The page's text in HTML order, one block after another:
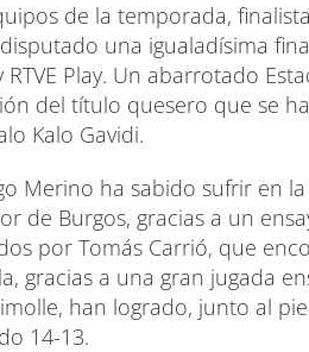
de la temporada,
una igualadísima
RTVE Play. Un abarrotado
del título quesero que se
Kalo Gavidi.
Merino ha sabido sufrir en
de Burgos, gracias a un
por Tomás Carrió, que
gracias a una gran jugada
han logrado, junto al
14-13.